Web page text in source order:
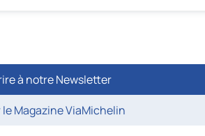
à notre Newsletter
Magazine ViaMichelin